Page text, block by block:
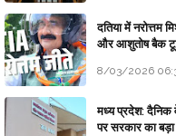
दतिया में नरोत्तम
और आशुतोष बैक
8/03/2026
मध्य प्रदेश: दैनिक
पर सरकार का